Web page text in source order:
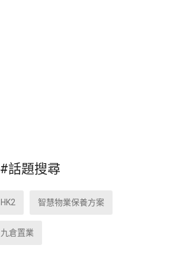
#話題搜尋
HK2 智慧物業保養方案
九倉置業